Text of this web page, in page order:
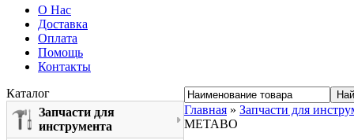
О Нас
Доставка
Оплата
Помощь
Контакты
Каталог
Запчасти для
инструмента
Главная » Запчасти для
METABO